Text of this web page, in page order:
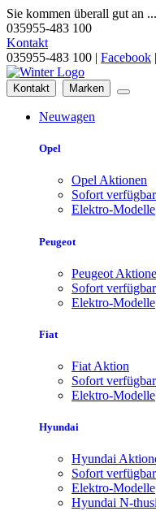
Sie kommen überall gut an ...
035955-483 100
Kontakt
035955-483 100 | Facebook |
Kontakt Marken
Neuwagen
Opel
Opel Aktionen
Sofort
Elektro-Modelle
Peugeot
Peugeot
Sofort
Elektro-Modelle
Fiat
Fiat Aktion
Sofort
Elektro-Modelle
Hyundai
Hyundai
Sofort
Elektro-Modelle
Hyundai N-